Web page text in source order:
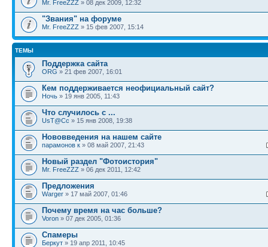
Mr. FreeZZZ » 08 дек 2009, 12:32
"Звания" на форуме
Mr. FreeZZZ » 15 фев 2007, 15:14
ТЕМЫ
Поддержка сайта
ORG » 21 фев 2007, 16:01
Кем поддерживается неофициальный сайт?
Ночь » 19 янв 2005, 11:43
Что случилось с ...
UsT@Cc » 15 янв 2008, 19:38
Нововведения на нашем сайте
парамонов к » 08 май 2007, 21:43
Новый раздел "Фотоистория"
Mr. FreeZZZ » 06 дек 2011, 12:42
Предложения
Warger » 17 май 2007, 01:46
Почему время на час больше?
Voron » 07 дек 2005, 01:36
Спамеры
Беркут » 19 апр 2011, 10:45